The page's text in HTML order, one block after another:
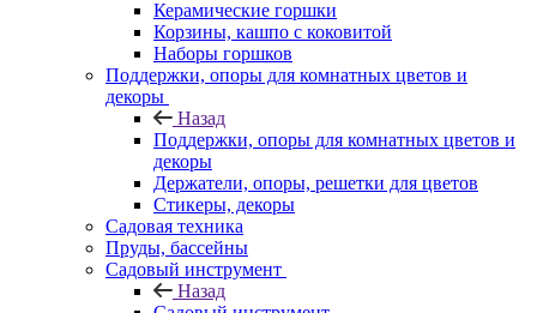
Керамические горшки
Корзины, кашпо с коковитой
Наборы горшков
Поддержки, опоры для комнатных цветов и
декоры
Назад
Поддержки, опоры для комнатных цветов и
декоры
Держатели, опоры, решетки для цветов
Стикеры, декоры
Садовая техника
Пруды, бассейны
Садовый инструмент
Назад